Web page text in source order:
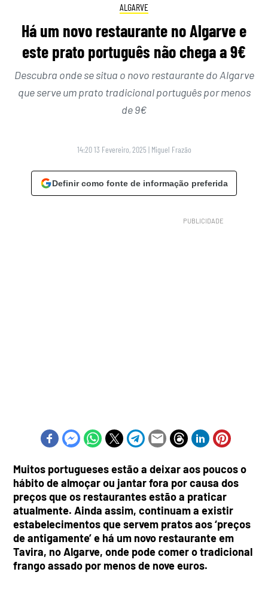
ALGARVE
Há um novo restaurante no Algarve e
este prato português não chega a 9€
Descubra onde se situa o novo restaurante do Algarve
que serve um prato tradicional português por menos
de 9€
14:20 13 Fevereiro, 2025 | Miguel Frazão
Definir como fonte de informação preferida
Muitos portugueses estão a deixar aos poucos o
hábito de almoçar ou jantar fora por causa dos
preços que os restaurantes estão a praticar
atualmente. Ainda assim, continuam a existir
estabelecimentos que servem pratos aos ‘preços
de antigamente’ e há um novo restaurante em
Tavira, no Algarve, onde pode comer o tradicional
frango assado por menos de nove euros.